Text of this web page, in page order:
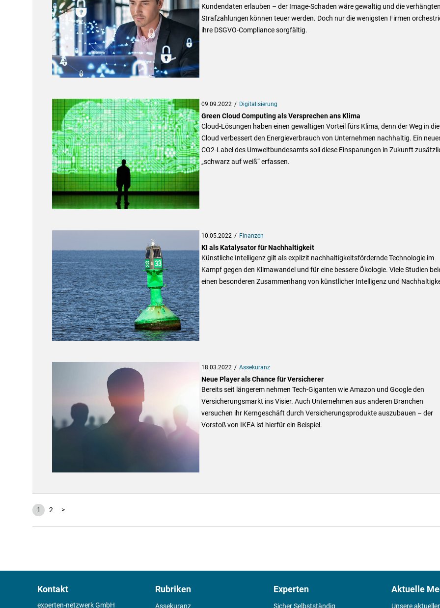
Kundendaten erlauben – der Image-Schaden wäre gewaltig und die
Strafzahlungen können teuer werden. Doch nur die wenigsten Firmen
ihre DSGVO-Compliance sorgfältig.
09.09.2022 Digitalisierung
Green Cloud Computing als Versprechen ans Klima
Cloud-Lösungen haben einen gewaltigen Vorteil fürs Klima, denn der Weg in die
Cloud verbessert den Energieverbrauch von Unternehmen nachhaltig. Ein
CO2-Label des Umweltbundesamts soll diese Einsparungen in Zukunft
„schwarz auf weiß“ erfassen.
10.05.2022 Finanzen
KI als Katalysator für Nachhaltigkeit
Künstliche Intelligenz gilt als explizit nachhaltigkeitsfördernde Technologie im
Kampf gegen den Klimawandel und für eine bessere Ökologie. Viele Studien
einen besonderen Zusammenhang von künstlicher Intelligenz und
18.03.2022 Assekuranz
Neue Player als Chance für Versicherer
Bereits seit längerem nehmen Tech-Giganten wie Amazon und Google den
Versicherungsmarkt ins Visier. Auch Unternehmen aus anderen Branchen
versuchen ihr Kerngeschäft durch Versicherungsprodukte auszubauen – der
Vorstoß von IKEA ist hierfür ein Beispiel.
1 2 >
Kontakt
experten-netzwerk GmbH
Rubriken
Assekuranz
Experten
Sicher Selbstständig
Aktuelle
Unsere